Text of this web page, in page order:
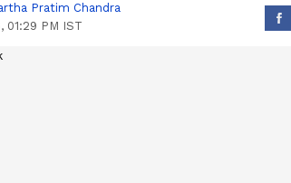
Pratim Chandra
01:29 PM IST